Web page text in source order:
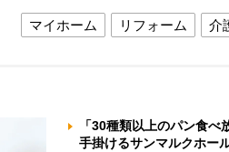
マイホーム リフォーム 介
「30種類以上のパン食
手掛けるサンマルクホー